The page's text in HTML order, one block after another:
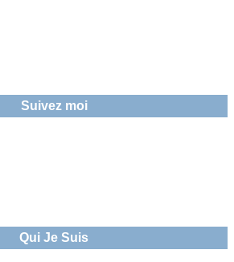
Suivez moi
Qui Je Suis